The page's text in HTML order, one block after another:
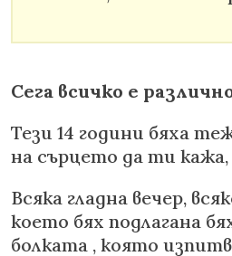
Сега всичко е
Тези 14 години бяха
на сърцето да ти
Всяка гладна вечер,
което бях подлагана
болката , която